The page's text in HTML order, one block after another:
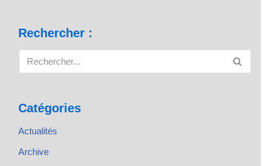
Rechercher :
Catégories
Actualités
Archive